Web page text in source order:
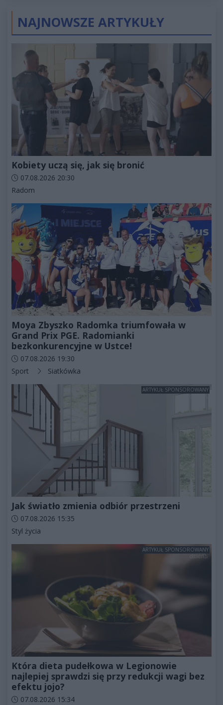
NAJNOWSZE ARTYKUŁY
Kobiety uczą się, jak się bronić
Data dodania artykułu:
07.08.2026 20:30
Kategorie artykułu:
Radom
Moya Zbyszko Radomka triumfowała w
Grand Prix PGE. Radomianki
bezkonkurencyjne w Ustce!
Data dodania artykułu:
07.08.2026 19:30
Kategorie artykułu:
Sport Siatkówka
ARTYKUŁ SPONSOROWANY
Jak światło zmienia odbiór przestrzeni
Data dodania artykułu:
07.08.2026 15:35
Kategorie artykułu:
Styl życia
ARTYKUŁ SPONSOROWANY
Która dieta pudełkowa w Legionowie
najlepiej sprawdzi się przy redukcji wagi bez
efektu jojo?
Data dodania artykułu:
07.08.2026 15:34